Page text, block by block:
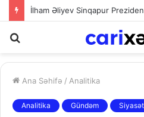
İlham Əliyev Sinqapur
Ana Səhifə / Analitika
Analitika Gündəm Siyasət